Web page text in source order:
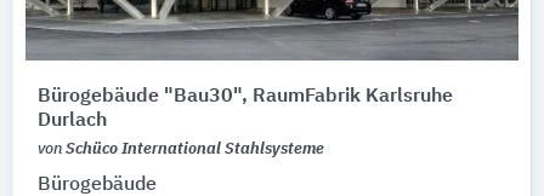
Bürogebäude "Bau30", RaumFabrik Karlsruhe
Durlach
von Schüco International Stahlsysteme
Bürogebäude